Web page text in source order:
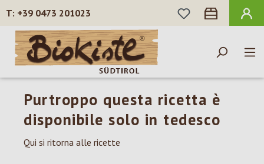
Passa al contenuto principale
+39 0473 201023
HAI 0 ARTICOLI
Purtroppo questa ricetta è
disponibile solo in tedesco
Qui si ritorna alle ricette